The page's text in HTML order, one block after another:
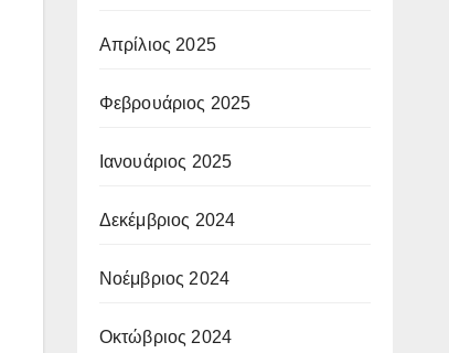
Απρίλιος 2025
Φεβρουάριος 2025
Ιανουάριος 2025
Δεκέμβριος 2024
Νοέμβριος 2024
Οκτώβριος 2024